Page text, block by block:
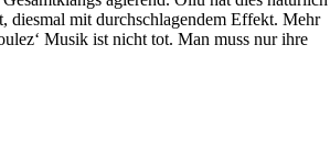
diesmal mit durchschlagendem Effekt. Mehr
Musik ist nicht tot. Man muss nur ihre